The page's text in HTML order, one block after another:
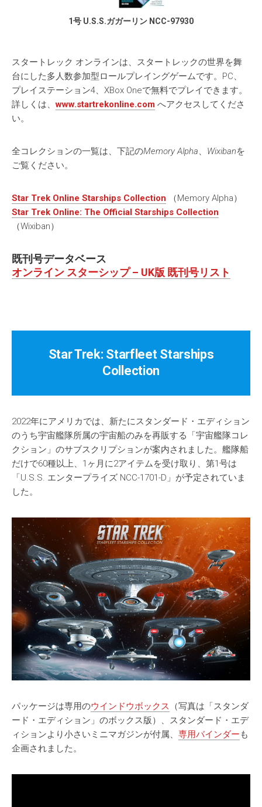
1号 U.S.S.ガガーリン NCC-97930
スタートレック オンラインは、スタートレックの世界を舞
台にした多人数参加型ロールプレイングゲームです。PC、
プレイステーション4、XBox Oneで無料でプレイできます。
詳しくは、www.startrekonline.com へアクセスしてくださ
い。
全コレクションの一覧は、下記のMemory Alpha、 Wixibanを
ご覧ください。
Star Trek Online Starships Collection （Memory Alpha）
Star Trek Online: The Official Starships Collection
（Wixiban）
既刊号データベース
オンライン スターシップ – UK版 既刊号リスト
Star Trek: Starfleet Starships
Collection
2022年にアメリカでは、新たにスタンダード・エディション
のうち宇宙艦隊所属の宇宙船のみを再販する「宇宙艦隊コレ
クション」のサブスクリプションが案内されました。艦隊船
だけで60種以上、1ヶ月に2アイテムを受け取り、第1号は
「U.S.S. エンタープライズ NCC-1701-D」が予定されていま
した。
パッケージは専用のウインドウボックス
（写真は「スタンダ
ード・エディション」のボックス版）、スタンダード・エデ
ィションより小さいミニマガジンが付属、 専用バインダー も
企画されました。